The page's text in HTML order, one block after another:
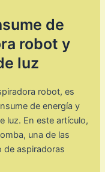
de
robot y
luz
robot, es
de energía y
luz. En este artículo,
una de las
de aspiradoras